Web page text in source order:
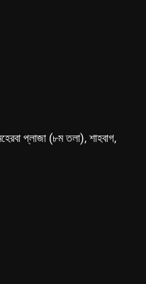
প্লাজা (৮ম তলা), শাহবাগ,